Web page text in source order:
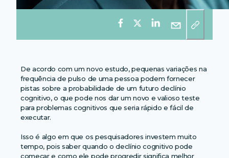
De acordo com um novo estudo, pequenas variações na
frequência de pulso de uma pessoa podem fornecer
pistas sobre a probabilidade de um futuro declínio
cognitivo, o que pode nos dar um novo e valioso teste
para problemas cognitivos que seria rápido e fácil de
executar.
Isso é algo em que os pesquisadores investem muito
tempo, pois saber quando o declínio cognitivo pode
começar e como ele pode progredir significa melhor